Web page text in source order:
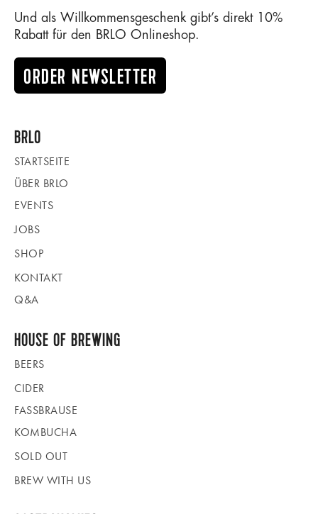
Und als Willkommensgeschenk gibt’s direkt 10%
Rabatt für den BRLO Onlineshop.
ORDER NEWSLETTER
BRLO
STARTSEITE
ÜBER BRLO
EVENTS
JOBS
SHOP
KONTAKT
Q&A
HOUSE OF BREWING
BEERS
CIDER
FASSBRAUSE
KOMBUCHA
SOLD OUT
BREW WITH US